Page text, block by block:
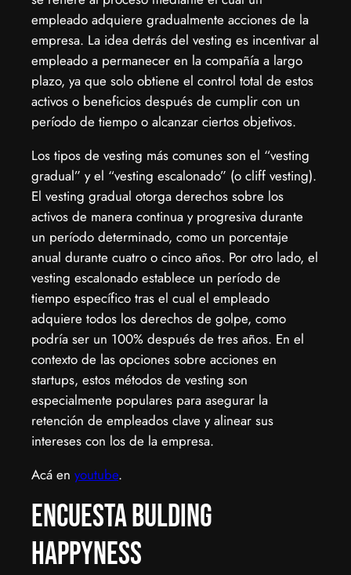
empleado adquiere gradualmente acciones de la
empresa. La idea detrás del vesting es incentivar al
empleado a permanecer en la compañía a largo
plazo, ya que solo obtiene el control total de estos
activos o beneficios después de cumplir con un
período de tiempo o alcanzar ciertos objetivos.
Los tipos de vesting más comunes son el “vesting
gradual” y el “vesting escalonado” (o cliff vesting).
El vesting gradual otorga derechos sobre los
activos de manera continua y progresiva durante
un período determinado, como un porcentaje
anual durante cuatro o cinco años. Por otro lado, el
vesting escalonado establece un período de
tiempo específico tras el cual el empleado
adquiere todos los derechos de golpe, como
podría ser un 100% después de tres años. En el
contexto de las opciones sobre acciones en
startups, estos métodos de vesting son
especialmente populares para asegurar la
retención de empleados clave y alinear sus
intereses con los de la empresa.
Acá en youtube.
Encuesta Bulding
HappyNESS